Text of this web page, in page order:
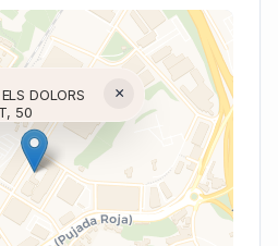
mapa (V7 Inline)...
DOLORS
50
×